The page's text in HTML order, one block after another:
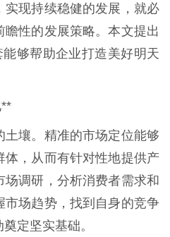
实现持续稳健的发展，就必
性的发展策略。本文提出
能够帮助企业打造美好明天
壤。精准的市场定位能够
，从而有针对性地提供产
调研，分析消费者需求和
场趋势，找到自身的竞争
定坚实基础。